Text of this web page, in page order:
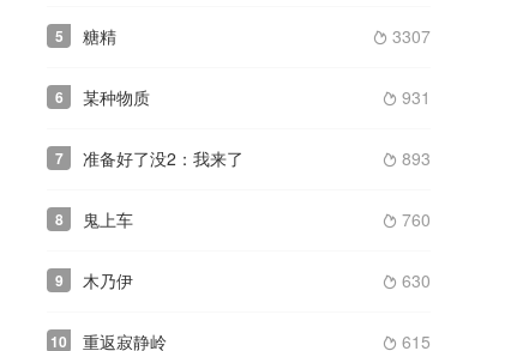
5  3307
糖精
6  931
某种物质
7  893
准备好了没2：我来了
8  760
鬼上车
9  630
木乃伊
10  615
重返寂静岭